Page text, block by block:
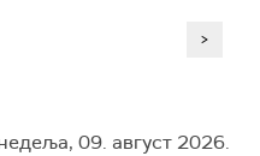
>
09. август 2026.